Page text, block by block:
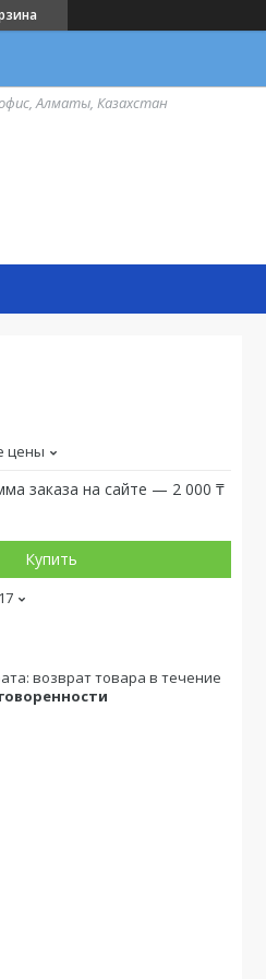
Алматы, Казахстан
цены
заказа на сайте — 2 000 ₸
Купить
возврат товара в течение